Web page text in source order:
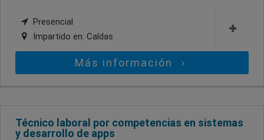
Presencial
Impartido en: Caldas
Más información
Técnico laboral por competencias en sistemas
y desarrollo de apps